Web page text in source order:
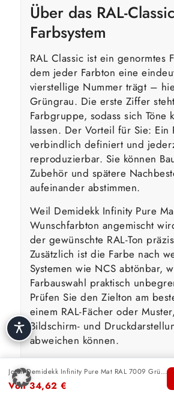
Über das RAL-
Farbsystem
RAL Classic ist ein genormtes
dem jeder Farbton eine
vierstellige Nummer trägt –
Grüngrau. Die erste Ziffer
Farbgruppe, sodass sich Töne
lassen. Der Vorteil für Sie: Ein
verbindlich definiert und
reproduzierbar. Sie können
Zubehör und spätere
aufeinander abstimmen.
Weil Demidekk Infinity Pure
Wunschfarbton angemischt
der gewünschte RAL-Ton
Zusätzlich ist die Farbe nach
Systemen wie NCS abtönbar,
Farbauswahl praktisch
Prüfen Sie den Zielton am
einem RAL-Fächer oder
Bildschirm- und
abweichen können.
Wasserbasierte
Jotun Demidekk Infinity Pure Mat RAL 7009 Grüngrau
Von34,62 €
🏠
Start
🛍️ 🔍